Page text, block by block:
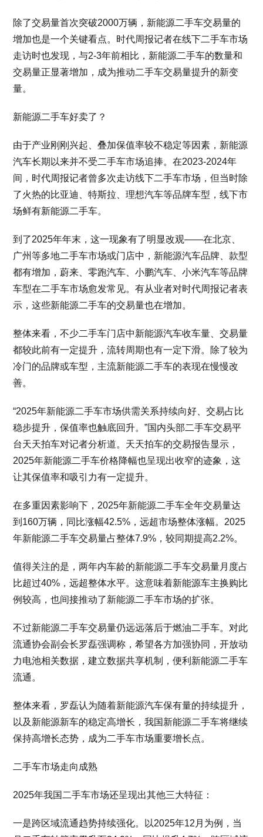
除了交易量首次突破2000万辆，新能源二手车交易量的
增加也是一个关键看点。时代周报记者在线下二手车市场
走访时也发现，与2-3年前相比，新能源二手车的数量和
交易量正显著增加，成为推动二手车交易量提升的新变
量。
新能源二手车好卖了？
由于产业刚刚兴起、叠加保值率较不稳定等因素，新能源
汽车长期以来并不受二手车市场追捧。在2023-2024年
间，时代周报记者曾多次走访线下二手车市场，但当时除
了火热的比亚迪、特斯拉、理想汽车等品牌车型，线下市
场鲜有新能源二手车。
到了2025年年末，这一现象有了明显改观——在北京、
广州等多地二手车市场或门店中，新能源汽车品牌、款型
都有增加，蔚来、零跑汽车、小鹏汽车、小米汽车等品牌
车型在二手车市场愈发常见。有从业者对时代周报记者表
示，这些新能源二手车的交易量也在增加。
整体来看，不少二手车门店中新能源汽车收车量、交易量
都较此前有一定提升，流转周期也有一定下滑。除了较为
冷门的品牌或车型，主流新能源二手车的表现在慢慢改
善。
“2025年新能源二手车市场供需关系持续向好、交易占比
稳步提升，保值率也触底回升。”国内头部二手车交易平
台天天拍车对记者分析道。天天拍车的交易报告显示，
2025年新能源二手车价格降幅也呈现出收窄的迹象，这
让其保值率和吸引力有一定提升。
在多重因素影响下，2025年新能源二手车全年交易量达
到160万辆，同比涨幅42.5%，远超市场整体涨幅。2025
年新能源二手车交易量占整体7.9%，较同期提高2.2%。
值得关注的是，两年内车龄的新能源二手车交易量月度占
比超过40%，远超整体水平。这意味着新能源车主换购比
例较高，也间接推动了新能源二手车市场的扩张。
不过新能源二手车交易量仍远远落后于燃油二手车。对此
流通协会副会长罗磊强调称，希望各方加强协同，开放动
力电池相关数据，建立数据共享机制，便利新能源二手车
流通。
整体来看，罗磊认为随着新能源汽车保有量的持续提升，
以及新能源新车的稳定高增长，我国新能源二手车将继续
保持高增长态势，成为二手车市场重要增长点。
二手车市场走向成熟
2025年我国二手车市场还呈现出其他三大特征：
一是跨区域流通趋势持续强化。以2025年12月为例，当